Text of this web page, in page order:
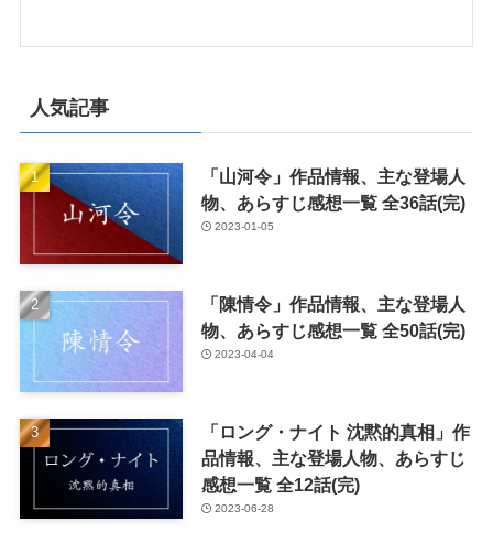
人気記事
「山河令」作品情報、主な登場人
物、あらすじ感想一覧 全36話(完)
2023-01-05
「陳情令」作品情報、主な登場人
物、あらすじ感想一覧 全50話(完)
2023-04-04
「ロング・ナイト 沈黙的真相」作
品情報、主な登場人物、あらすじ
感想一覧 全12話(完)
2023-06-28